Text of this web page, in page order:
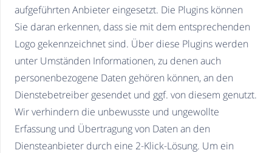
aufgeführten Anbieter eingesetzt. Die Plugins können
Sie daran erkennen, dass sie mit dem entsprechenden
Logo gekennzeichnet sind. Über diese Plugins werden
unter Umständen Informationen, zu denen auch
personenbezogene Daten gehören können, an den
Dienstebetreiber gesendet und ggf. von diesem genutzt.
Wir verhindern die unbewusste und ungewollte
Erfassung und Übertragung von Daten an den
Diensteanbieter durch eine 2-Klick-Lösung. Um ein